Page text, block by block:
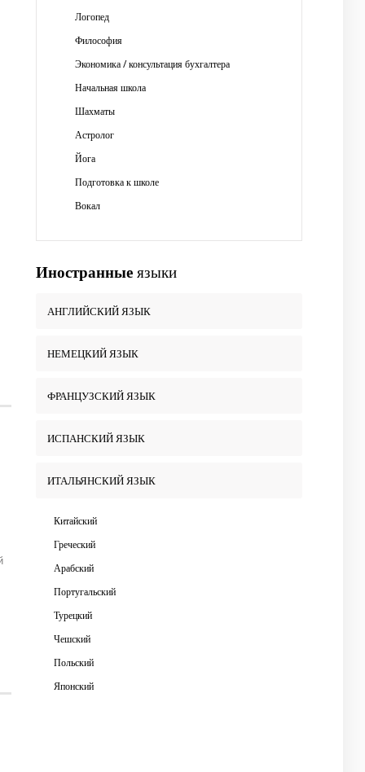
Логопед
Философия
Экономика / консультация бухгалтера
Начальная школа
Шахматы
Астролог
Йога
Подготовка к школе
Вокал
Иностранныеязыки
АНГЛИЙСКИЙ ЯЗЫК
НЕМЕЦКИЙ ЯЗЫК
ФРАНЦУЗСКИЙ ЯЗЫК
ИСПАНСКИЙ ЯЗЫК
ИТАЛЬЯНСКИЙ ЯЗЫК
Китайский
Греческий
Арабский
Португальский
Турецкий
Чешский
Польский
Японский